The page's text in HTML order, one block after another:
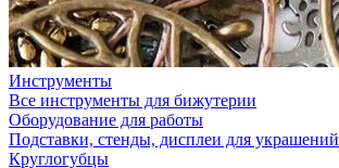
Инструменты
Все инструменты для бижутерии
Оборудование для работы
Подставки, стенды, дисплеи для украшений
Круглогубцы